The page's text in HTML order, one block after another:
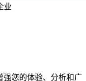
业
强您的体验、分析和广